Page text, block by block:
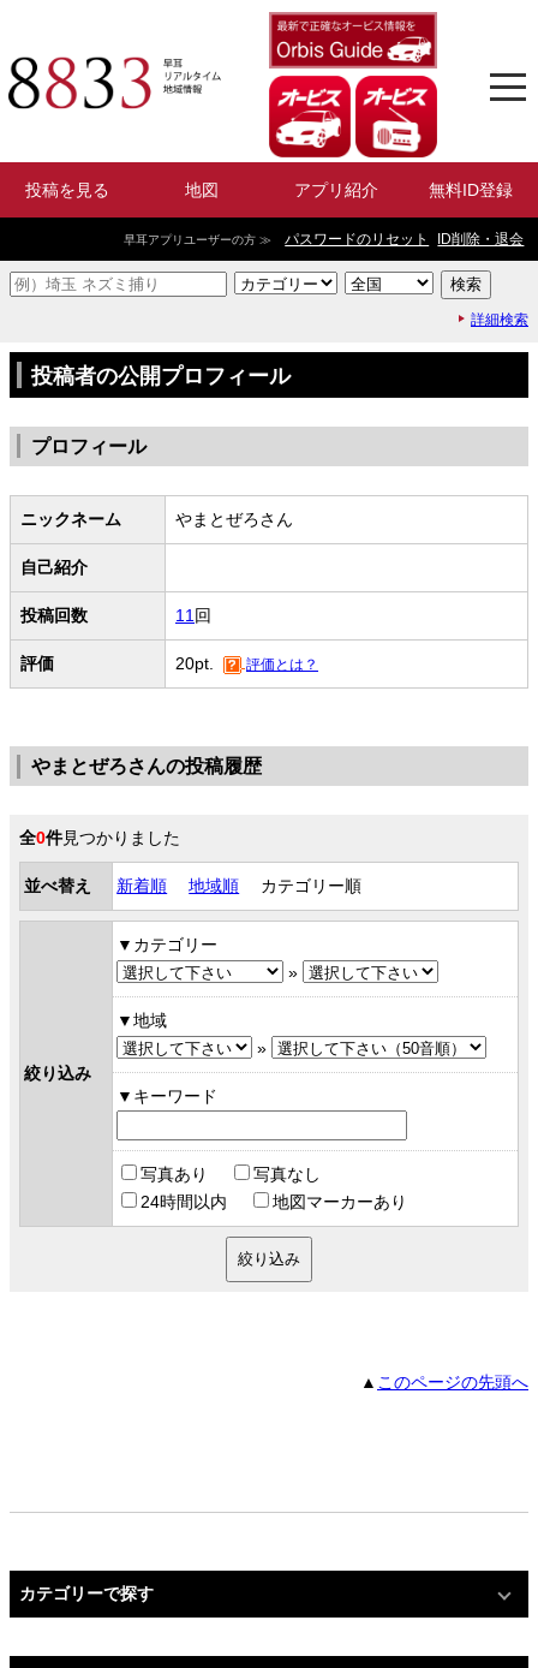
投稿を見る 地図 アプリ紹介 無料ID登録
早耳アプリユーザーの方 ≫ パスワードのリセット ID削除・退会
詳細検索
投稿者の公開プロフィール
プロフィール
ニックネーム やまとぜろさん
自己紹介
投稿回数 11 回
評価 20pt. 評価とは？
やまとぜろさんの投稿履歴
全0件見つかりました
並べ替え 新着順 地域順 カテゴリー順
絞り込み
カテゴリー
»
地域
»
キーワード
写真あり
写真なし
24時間以内
地図マーカーあり
▲ このページの先頭へ
カテゴリーで探す